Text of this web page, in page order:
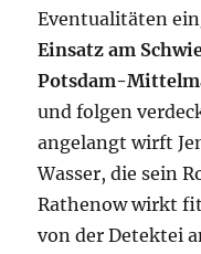
Eventualitäten
Einsatz am
Potsdam-
und folgen
angelangt wirft
Wasser, die sein
Rathenow wirkt
von der Detektei